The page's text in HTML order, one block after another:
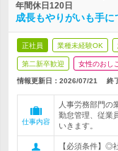
年間休日120日
成長もやりがいも手
正社員 業種未経験OK
第二新卒歓迎 女性のおし
情報更新日：2026/07/21 終
仕事内容
人事労務部門の
勤怠管理、従業
いきます。
【必須条件】◎